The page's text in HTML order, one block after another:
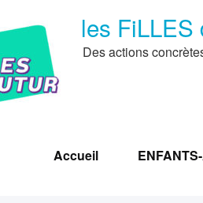
les FiLLES
Des actions
Accueil